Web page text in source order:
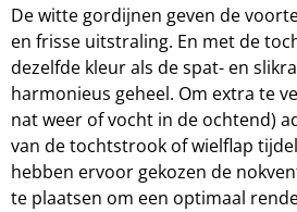
De witte gordijnen geven de
en frisse uitstraling. En met de
dezelfde kleur als de spat- en
harmonieus geheel. Om extra te
nat weer of vocht in de ochtend)
van de tochtstrook of wielflap
hebben ervoor gekozen de
te plaatsen om een optimaal